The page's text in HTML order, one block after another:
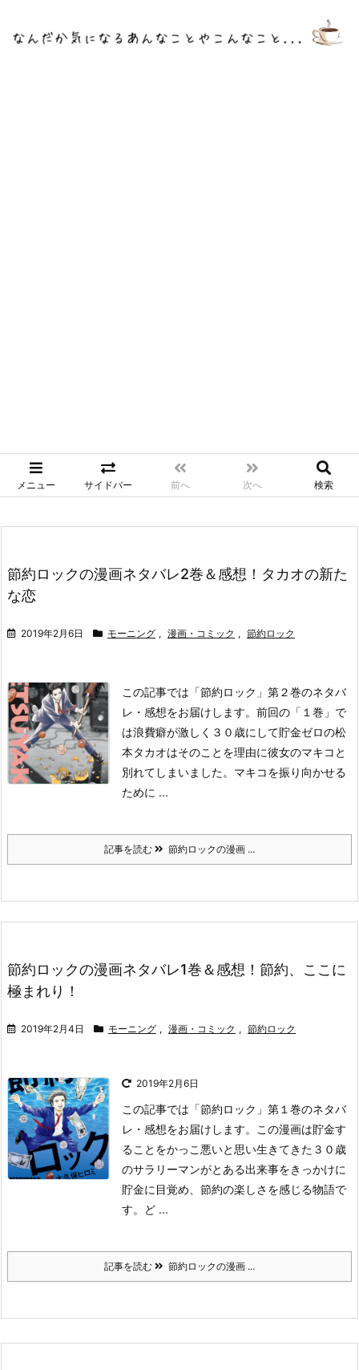
メニュー サイドバー 前へ 次へ 検索
節約ロックの漫画ネタバレ2巻＆感想！タカオの新た
な恋
2019年2月6日 モーニング , 漫画・コミック , 節約ロック
この記事では「節約ロック」第２巻のネタバ
レ・感想をお届けします。 前回の「１巻」で
は浪費癖が激しく３０歳にして貯金ゼロの松
本タカオはそのことを理由に彼女のマキコと
別れてしまいました。 マキコを振り向かせる
ために ...
記事を読む 節約ロックの漫画 ...
節約ロックの漫画ネタバレ1巻＆感想！節約、ここに
極まれり！
2019年2月4日 モーニング , 漫画・コミック , 節約ロック
2019年2月6日
この記事では「節約ロック」第１巻のネタバ
レ・感想をお届けします。
この漫画は貯金す
ることをかっこ悪いと思い生きてきた３０歳
のサラリーマンがとある出来事をきっかけに
貯金に目覚め、節約の楽しさを感じる物語で
す。
ど ...
記事を読む 節約ロックの漫画 ...